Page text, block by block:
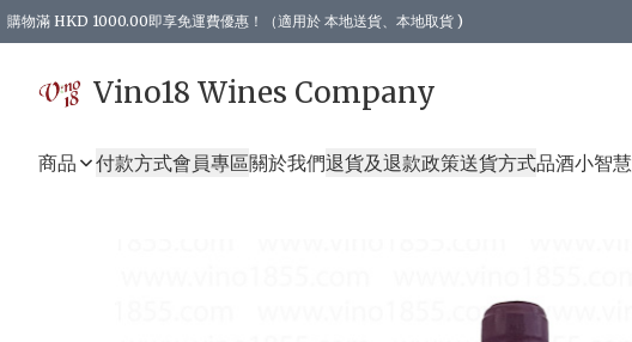
購物滿 HKD 1000.00即享免運費優惠！（適用於 本地送貨、本地取貨 )
Vino18 Wines Company
商品 付款方式會員專區關於我們退貨及退款政策送貨方式品酒小智慧